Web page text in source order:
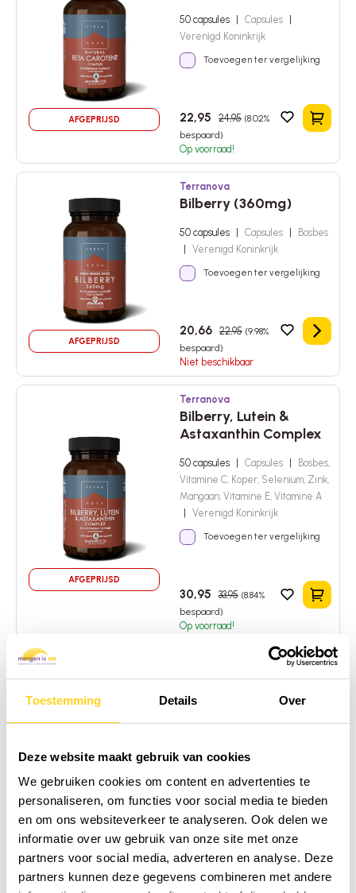
Toestemming Details Over
Deze website maakt gebruik van cookies
We gebruiken cookies om content en advertenties te
personaliseren, om functies voor social media te bieden
en om ons websiteverkeer te analyseren. Ook delen we
informatie over uw gebruik van onze site met onze
partners voor social media, adverteren en analyse. Deze
partners kunnen deze gegevens combineren met andere
AFGEPRIJSD
50 capsules | Capsules |
Verenigd Koninkrijk
Toevoegen ter vergelijking
22,95 24,95 (8.02%
bespaard)
Op voorraad!
In het
AFGEPRIJSD
Terranova
Bilberry (360mg)
50 capsules Capsules
Bosbes
Verenigd Koninkrijk
Toevoegen ter vergelijking
20,66 22,95 (9.98%
bespaard)
Niet beschikbaar
Details
AFGEPRIJSD
Terranova
Bilberry, Lutein &
Astaxanthin Complex
50 capsules Capsules
Bosbes,
Vitamine C, Koper, Selenium, Zink,
Mangaan, Vitamine E, Vitamine A
Verenigd Koninkrijk
Toevoegen ter vergelijking
30,95 33,95 (8.84%
bespaard)
Op voorraad!
In het
AFGEPRIJSD
Biotin Complex
| Verenigd Koninkrijk
25,95 26,95
(3.71%
bespaard)
Op voorraad!
In het
Terranova